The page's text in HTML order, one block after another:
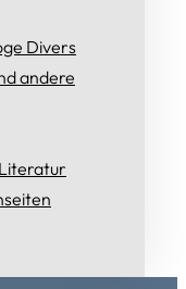
Divers
andere